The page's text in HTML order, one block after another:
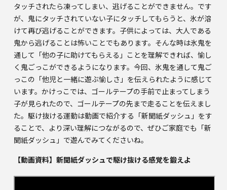
タッチされたら凍ってしまい、逃げることができません。です
が、鬼にタッチされていない子にタッチしてもらうと、氷が溶
けて再び逃げることができます。子供によっては、大人である
鬼から逃げることは怖いことでもあります。そんな時は氷鬼を
通して「他の子に助けてもらえる」ことを理解できれば、愉し
く鬼ごっこができるようになります。今回、氷鬼を通して鬼ご
っこの「他児と一緒に遊ぶ愉しさ」を伝えられたように感じて
います。かけっこでは、ゴールテープの手前で止まってしまう
子が見られたので、ゴールテープの先まで走ることを伝えまし
た。駆け抜ける運動は動画で紹介する「新聞紙ダッシュ」をす
ることで、より深い理解につながるので、ぜひご家庭でも「新
聞紙ダッシュ」で遊んでみてくださいね。
【動画資料】新聞紙ダッシュで駆け抜ける感覚を鍛えよ